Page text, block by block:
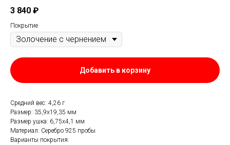
3 840 ₽
Покрытие
Добавить в корзину
Средний вес: 4,26 г
Размер: 35,9х19,35 мм
Размер ушка: 6,75х4,1 мм
Материал: Серебро 925 пробы
Варианты покрытия: